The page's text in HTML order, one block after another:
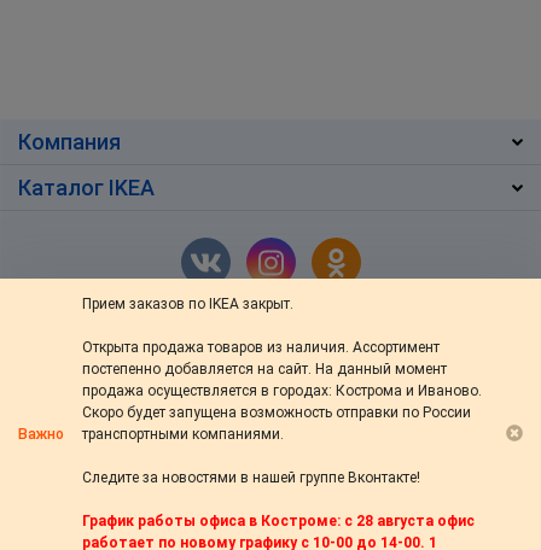
Важно
Прием заказов по IKEA закрыт.
Открыта продажа товаров из наличия. Ассортимент
постепенно добавляется на сайт. На данный момент
продажа осуществляется в городах: Кострома и Иваново.
Скоро будет запущена возможность отправки по России
транспортными компаниями.
Следите за новостями в нашей группе Вконтакте!
График работы офиса в Костроме: с 28 августа офис
работает по новому графику с 10-00 до 14-00. 1
Компания
Каталог IKEA
г. Кострома,ул. Ив.Сусанина 48/76
+7 (4942) 46-13-64
пн — вс: с 10:00 до 20:00
© 2014—2026 «s-44.ru» Доставка товаров из IKEA в Кострому. Настоящая
служба доставки не связана с компанией Inter IKEA Systems B.V.,